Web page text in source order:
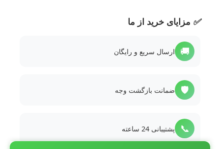
✅ مزایای خرید از ما
🚚 ارسال سریع و رایگان
🛡️ ضمانت بازگشت وجه
📞 پشتیبانی 24 ساعته